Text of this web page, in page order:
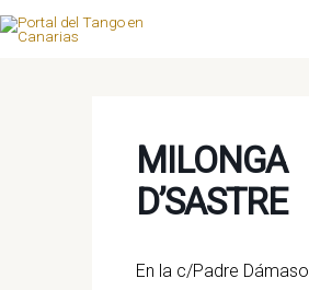
Ir
MILONGA
D’SASTRE
En la c/Padre Dámaso